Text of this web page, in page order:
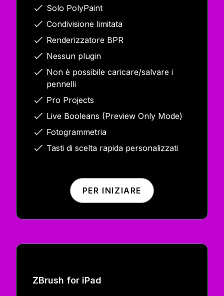
Solo PolyPaint
Condivisione limitata
Renderizzatore BPR
Nessun plugin
Non è possibile caricare/salvare i
pennelli
Pro Projects
Live Booleans (Preview Only Mode)
Fotogrammetria
Tasti di scelta rapida personalizzati
PER INIZIARE
ZBrush for iPad